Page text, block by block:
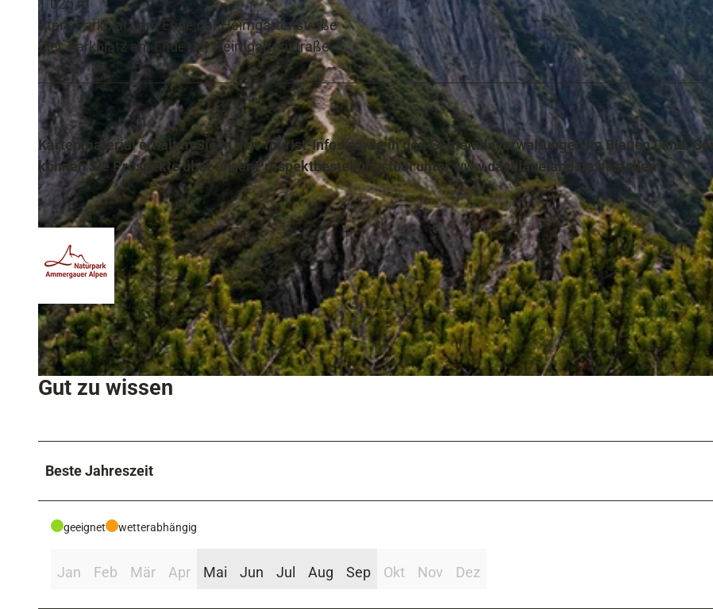
© Simon Bauer, Baumgartner
© Florian Warnecke, Das Blaue Land
1.025 m
Start: Parkplatz am Ende der Heimgartenstraße
Ziel: Parkplatz am Ende der Heimgartenstraße
Kartenmaterial erhalten Sie in den Tourist-Infos sowie in den Gemeindeverwaltungen im Blauen Land.
können Sie Prospekte über unser Prospektbestellungstool unter www.dasblaueland.de bestellen.
Gut zu wissen
Beste Jahreszeit
geeignet wetterabhängig
Jan Feb Mär Apr Mai Jun Jul Aug Sep Okt Nov Dez